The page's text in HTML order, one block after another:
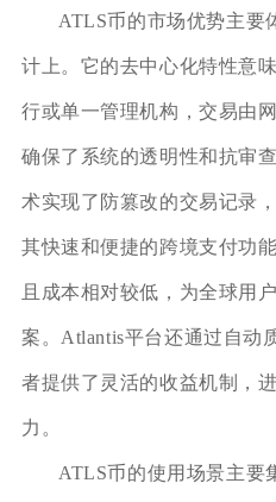
ATLS币的市场优势主要
计上。它的去中心化特性意
行或单一管理机构，交易由
确保了系统的透明性和抗审
术实现了防篡改的交易记录
其快速和便捷的跨境支付功
且成本相对较低，为全球用
案。Atlantis平台还通过自动
者提供了灵活的收益机制，
力。
ATLS币的使用场景主要